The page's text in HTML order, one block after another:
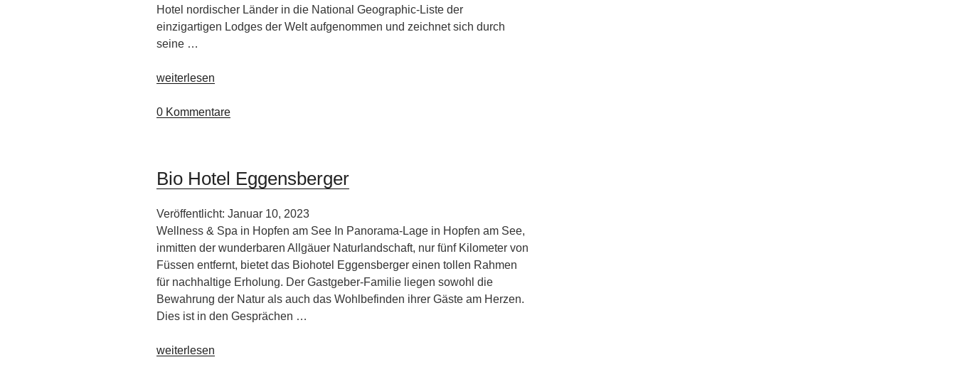
Hotel nordischer Länder in die National Geographic-Liste der
einzigartigen Lodges der Welt aufgenommen und zeichnet sich durch
seine …
„Hotel
weiterlesen
0 Kommentare
Bio Hotel Eggensberger
Veröffentlicht: Januar 10, 2023
Wellness & Spa in Hopfen am See In Panorama-Lage in Hopfen am See,
inmitten der wunderbaren Allgäuer Naturlandschaft, nur fünf Kilometer von
Füssen entfernt, bietet das Biohotel Eggensberger einen tollen Rahmen
für nachhaltige Erholung. Der Gastgeber-Familie liegen sowohl die
Bewahrung der Natur als auch das Wohlbefinden ihrer Gäste am Herzen.
Dies ist in den Gesprächen …
„Bio
weiterlesen